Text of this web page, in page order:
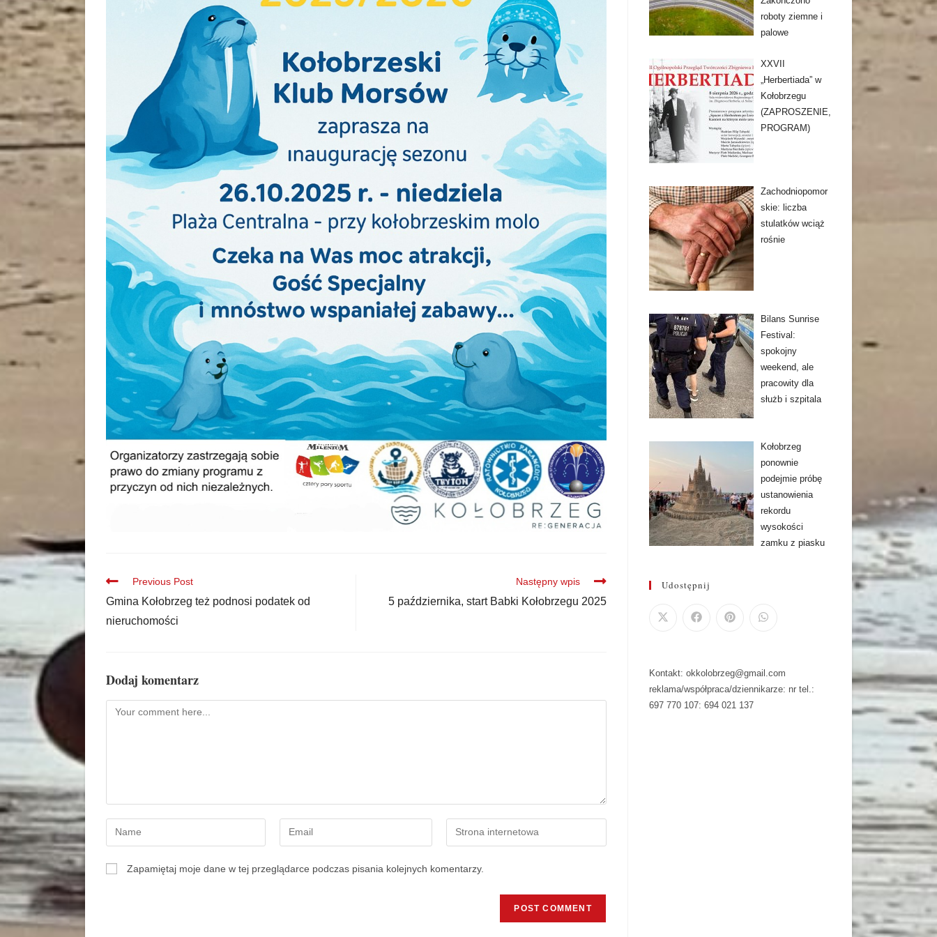
Previous Post
Gmina Kołobrzeg też podnosi podatek od
nieruchomości
Następny wpis
5 października, start Babki Kołobrzegu 2025
Dodaj komentarz
Zapamiętaj moje dane w tej przeglądarce podczas pisania kolejnych komentarzy.
roboty ziemne i
palowe
XXVII
„Herbertiada” w
Kołobrzegu
(ZAPROSZENIE,
PROGRAM)
Zachodniopomor
skie: liczba
stulatków wciąż
rośnie
Bilans Sunrise
Festival:
spokojny
weekend, ale
pracowity dla
służb i szpitala
Kołobrzeg
ponownie
podejmie próbę
ustanowienia
rekordu
wysokości
zamku z piasku
Udostępnij
Kontakt: okkolobrzeg@gmail.com
reklama/współpraca/dziennikarze: nr tel.:
697 770 107: 694 021 137